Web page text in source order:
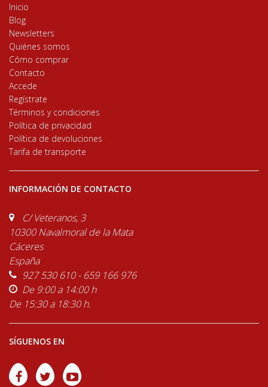
Inicio
Blog
Newsletters
Quiénes somos
Cómo comprar
Contacto
Accede
Regístrate
Términos y condiciones
Política de privacidad
Política de devoluciones
Tarifa de transporte
INFORMACIÓN DE CONTACTO
C/ Veteranos, 3
10300 Navalmoral de la Mata
Cáceres
España
927 530 610 - 659 166 976
De 9:00 a 14:00 h
De 15:30 a 18:30 h.
SÍGUENOS EN